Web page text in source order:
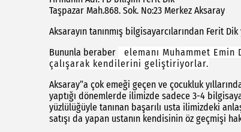
Taşpazar Mah.868. Sok. No:23 Merkez Aksaray
Aksarayın tanınmış bilgisayarcılarından Ferit
Bununla beraber
elemanı Muhammet Emin
çalışarak kendilerini geliştiriyorlar.
Aksaray”a çok emeği geçen ve çocukluk
yaptığı dönemlerde ilimizde sadece 3-4
yüzlülüğüyle tanınan başarılı usta ilimizdeki
satışı da yapan ustanın kendisinin öz geçmişi